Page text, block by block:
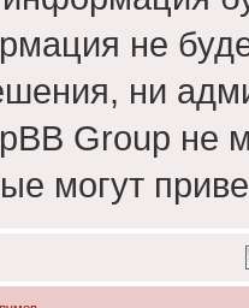
не
ни
Group не
могут